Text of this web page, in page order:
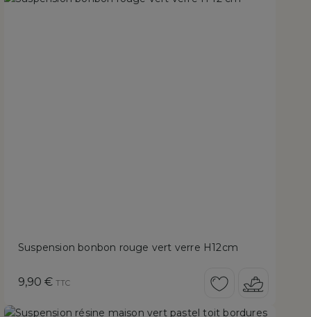
Suspension bonbon rouge vert verre H12cm
Prix
9,90 € TTC